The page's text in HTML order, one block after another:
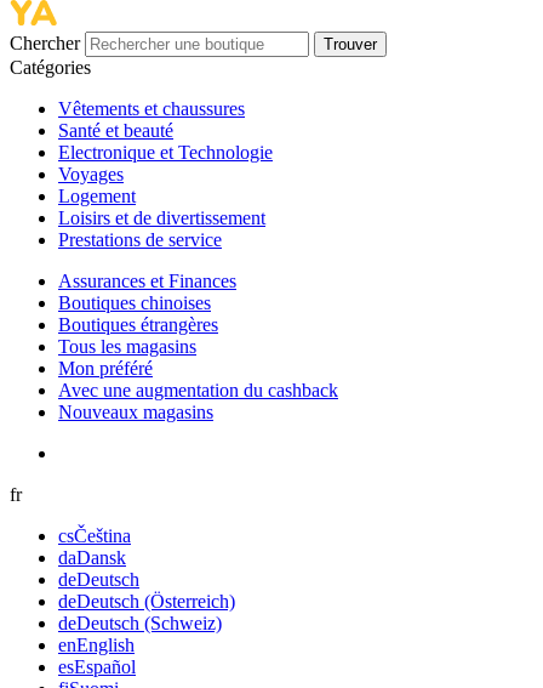
Chercher Trouver
Catégories
Vêtements et chaussures
Santé et beauté
Electronique et Technologie
Voyages
Logement
Loisirs et de divertissement
Prestations de service
Assurances et Finances
Boutiques chinoises
Boutiques étrangères
Tous les magasins
Mon préféré
Avec une augmentation du cashback
Nouveaux magasins
fr
csČeština
daDansk
deDeutsch
deDeutsch (Österreich)
deDeutsch (Schweiz)
enEnglish
esEspañol